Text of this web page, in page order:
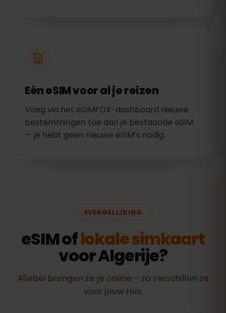
Eén eSIM voor al je reizen
Voeg via het eSIMFOX-dashboard nieuwe
bestemmingen toe aan je bestaande eSIM
— je hebt geen nieuwe eSIM’s nodig.
VERGELIJKING
eSIM oflokale simkaart
voor Algerije?
Allebei brengen ze je online – zo verschillen ze
voor jouw reis.